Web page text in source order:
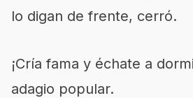
lo digan de frente, cerró.
¡Cría fama y échate a
adagio popular.